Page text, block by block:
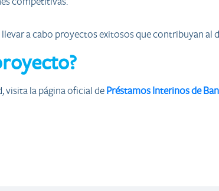
a cabo proyectos exitosos que contribuyan
visita la página oficial dePréstamos Interinos de